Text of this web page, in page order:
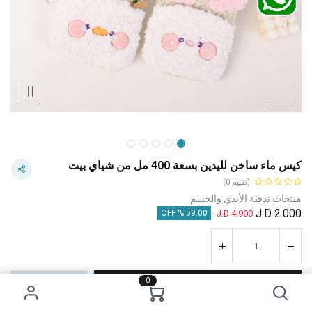
0
كيس ماء ساخن لليدين بسعة 400 مل من شياي بيت
(تقييم 0)
منتجات تدفئة الأيدي والجسم
2.000
4.900
J.D
59.00 % OFF
إضافة إلى عربة التسوق اشترِ الآن